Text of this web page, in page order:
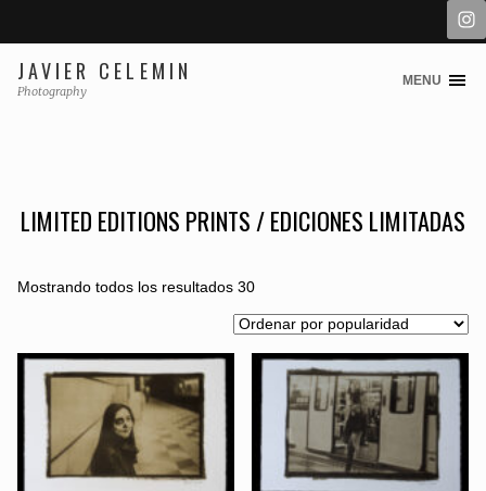
JAVIER CELEMIN
Photography
Skip
MENU
LIMITED EDITIONS PRINTS / EDICIONES LIMITADAS
Mostrando todos los resultados 30